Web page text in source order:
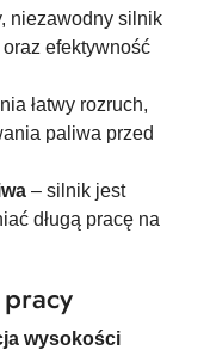
niezawodny silnik
efektywność
łatwy rozruch,
paliwa przed
– silnik jest
długą pracę na
wysokości